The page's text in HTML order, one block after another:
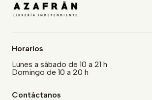
Horarios
Lunes a sábado de 10 a 21 h
Domingo de 10 a 20 h
Contáctanos